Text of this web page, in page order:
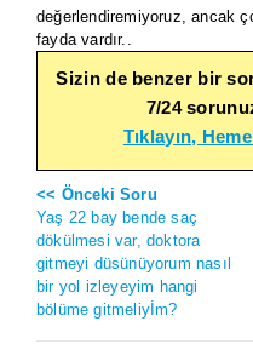
değerlendiremiyoruz, ancak
fayda vardır..
Sizin de benzer bir
7/24
Tıklayın,
<< Önceki Soru
Yaş 22 bay bende saç
dökülmesi var, doktora
gitmeyi düsünüyorum nasıl
bir yol izleyeyim hangi
bölüme gitmeliyİm?